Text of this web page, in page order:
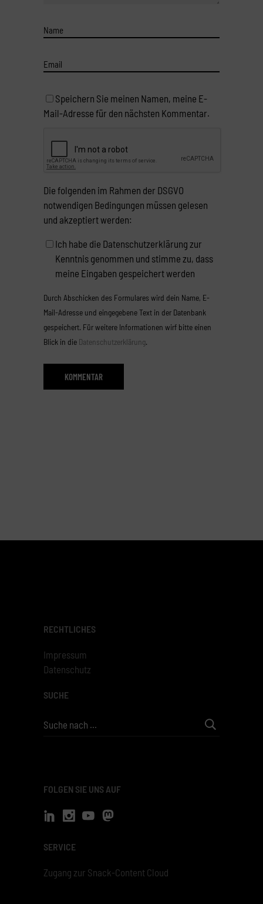
Speichern Sie meinen Namen, meine E-
Mail-Adresse für den nächsten Kommentar.
Die folgenden im Rahmen der DSGVO
notwendigen Bedingungen müssen gelesen
und akzeptiert werden:
Ich habe die Datenschutzerklärung zur
Kenntnis genommen und stimme zu, dass
meine Eingaben gespeichert werden
Durch Abschicken des Formulares wird dein Name, E-
Mail-Adresse und eingegebene Text in der Datenbank
gespeichert. Für weitere Informationen wirf bitte einen
Blick in die Datenschutzerklärung.
RECHTLICHES
Impressum
Datenschutz
SUCHE
Search
FOLGEN SIE UNS AUF
SERVICE
Zugang zur Snack-Content Cloud